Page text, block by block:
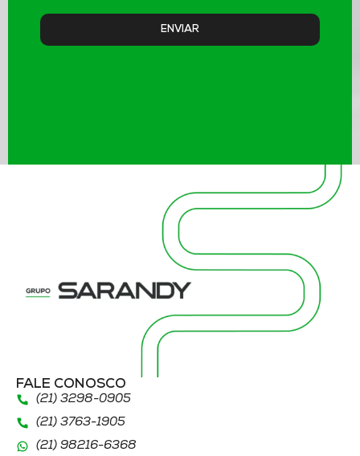
ENVIAR
FALE CONOSCO
(21) 3298-0905
(21) 3763-1905
(21) 98216-6368